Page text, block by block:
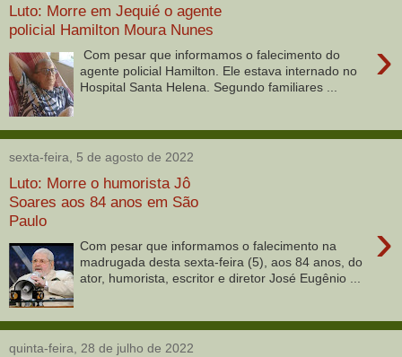
Luto: Morre em Jequié o agente
policial Hamilton Moura Nunes
›
Com pesar que informamos o falecimento do
agente policial Hamilton. Ele estava internado no
Hospital Santa Helena. Segundo familiares ...
sexta-feira, 5 de agosto de 2022
Luto: Morre o humorista Jô
Soares aos 84 anos em São
Paulo
›
Com pesar que informamos o falecimento na
madrugada desta sexta-feira (5), aos 84 anos, do
ator, humorista, escritor e diretor José Eugênio ...
quinta-feira, 28 de julho de 2022